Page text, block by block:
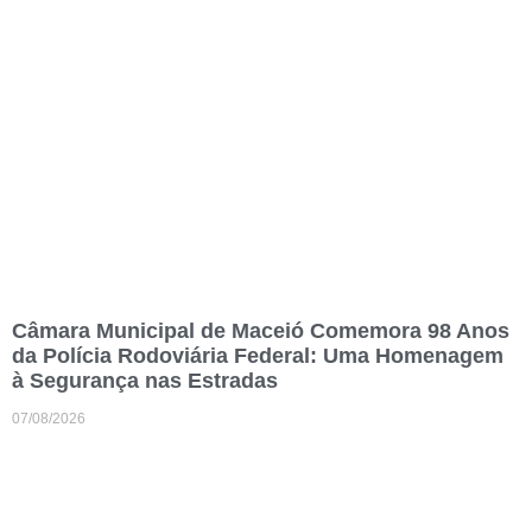
Câmara Municipal de Maceió Comemora 98 Anos
da Polícia Rodoviária Federal: Uma Homenagem
à Segurança nas Estradas
07/08/2026